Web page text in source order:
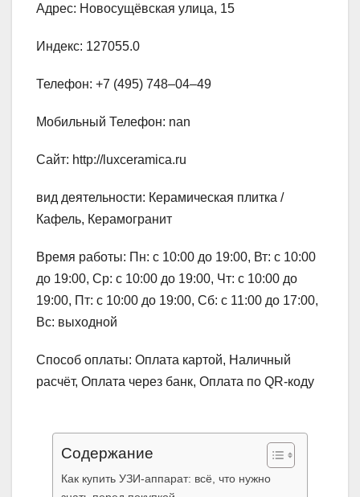
Адрес: Новосущёвская улица, 15
Индекс: 127055.0
Телефон: +7 (495) 748‒04‒49
Мобильный Телефон: nan
Сайт: http://luxceramica.ru
вид деятельности: Керамическая плитка /
Кафель, Керамогранит
Время работы: Пн: с 10:00 до 19:00, Вт: с 10:00
до 19:00, Ср: с 10:00 до 19:00, Чт: с 10:00 до
19:00, Пт: с 10:00 до 19:00, Сб: с 11:00 до 17:00,
Вс: выходной
Способ оплаты: Оплата картой, Наличный
расчёт, Оплата через банк, Оплата по QR-коду
Содержание
Как купить УЗИ-аппарат: всё, что нужно